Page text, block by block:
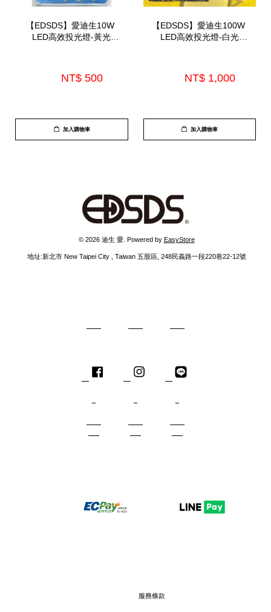
【EDSDS】愛迪生10W
LED高效投光燈-黃光
NT$ 500
加入購物車
【EDSDS】愛迪生100W
LED高效投光燈-白光
NT$ 1,000
加入購物車
© 2026 迪生 愛. Powered by EasyStore
  地址:新北市 New Taipei City , Taiwan 五股區, 248民義路一段220巷22-12號
服務條款